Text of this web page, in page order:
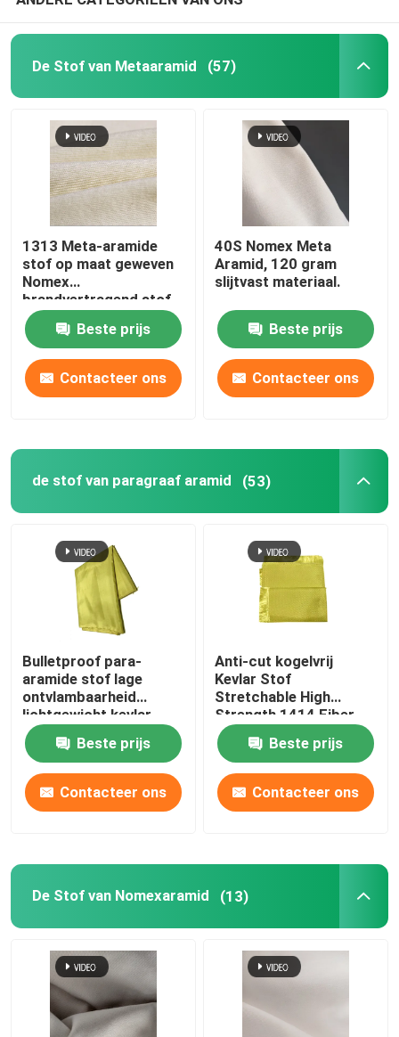
Producten
Video's
De Stof van Metaaramid (57)
1313 Meta-aramide
stof op maat geweven
Nomex
brandvertragend stof
Beste prijs
Contacteer ons
40S Nomex Meta
Aramid, 120 gram
slijtvast materiaal.
Beste prijs
Contacteer ons
de stof van paragraaf aramid (53)
Bulletproof para-
aramide stof lage
ontvlambaarheid
lichtgewicht kevlar
materiaal
Beste prijs
Contacteer ons
Anti-cut kogelvrij
Kevlar Stof
Stretchable High
Strength 1414 Fiber
Stof
Beste prijs
Contacteer ons
De Stof van Nomexaramid (13)